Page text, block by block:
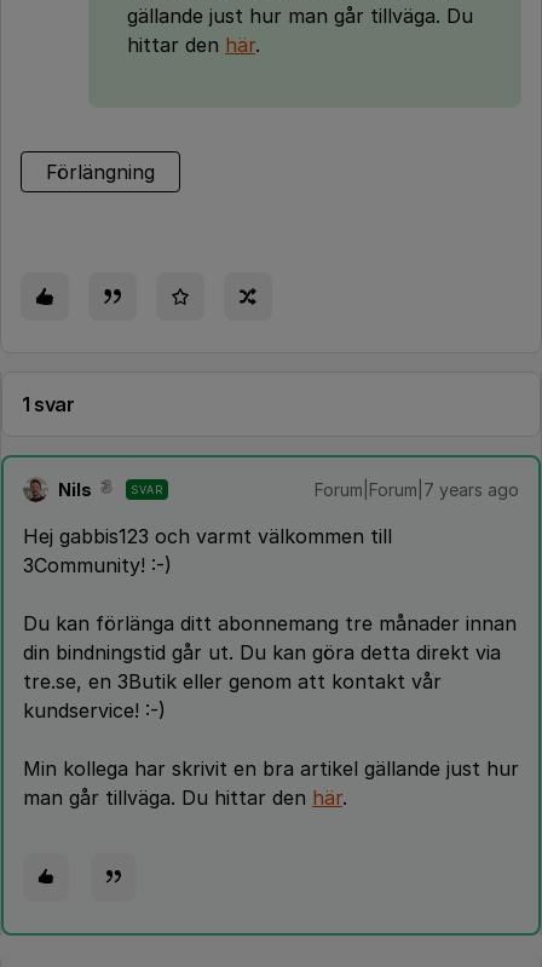
gällande just hur man går tillväga. Du
hittar den här.
Förlängning
1 svar
Nils SVAR Forum|Forum|7 years ago
Hej gabbis123 och varmt välkommen till
3Community! :-)
Du kan förlänga ditt abonnemang tre månader innan
din bindningstid går ut. Du kan göra detta direkt via
tre.se, en 3Butik eller genom att kontakt vår
kundservice! :-)
Min kollega har skrivit en bra artikel gällande just hur
man går tillväga. Du hittar den här.